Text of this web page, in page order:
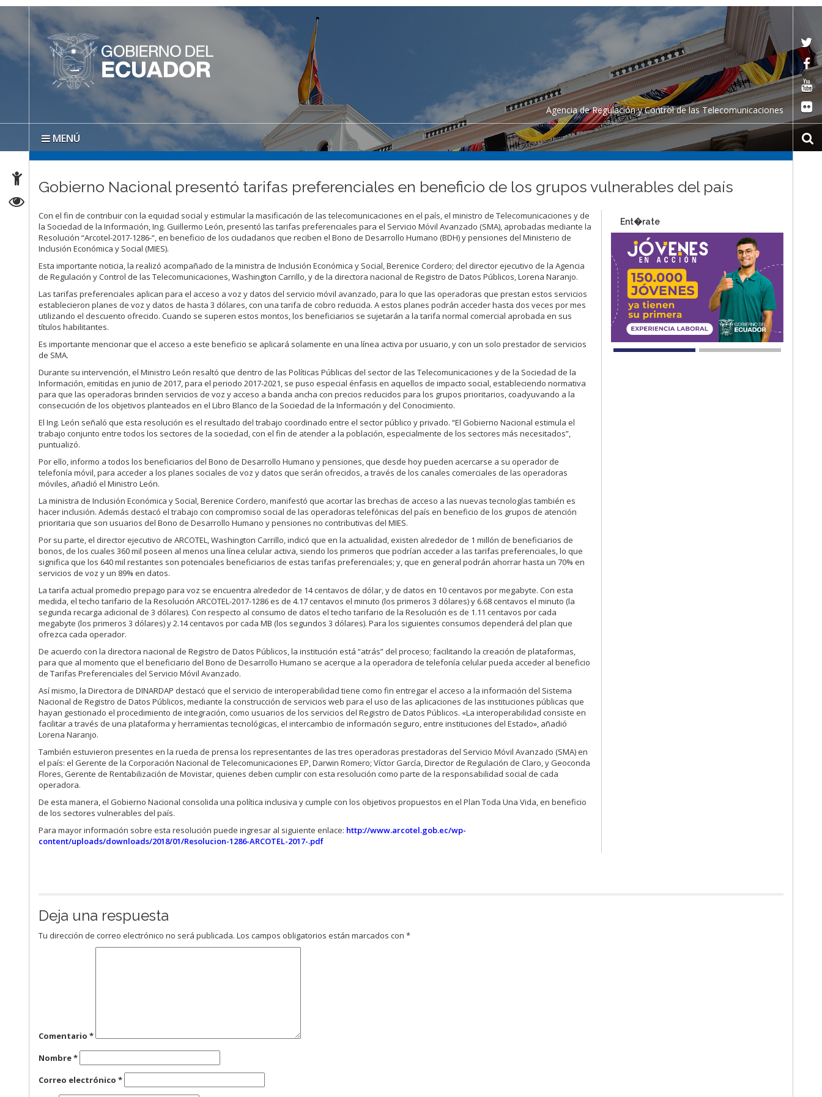
Agencia de Regulación y Control de las Telecomunicaciones
MENÚ
Gobierno Nacional presentó tarifas preferenciales en beneficio de los grupos vulnerables del país
Con el fin de contribuir con la equidad social y estimular la masificación de las telecomunicaciones en el país, el ministro de Telecomunicaciones y de
la Sociedad de la Información, Ing. Guillermo León, presentó las tarifas preferenciales para el Servicio Móvil Avanzado (SMA), aprobadas mediante la
Resolución “Arcotel-2017-1286-“, en beneficio de los ciudadanos que reciben el Bono de Desarrollo Humano (BDH) y pensiones del Ministerio de
Inclusión Económica y Social (MIES).
Esta importante noticia, la realizó acompañado de la ministra de Inclusión Económica y Social, Berenice Cordero; del director ejecutivo de la Agencia
de Regulación y Control de las Telecomunicaciones, Washington Carrillo, y de la directora nacional de Registro de Datos Públicos, Lorena Naranjo.
Las tarifas preferenciales aplican para el acceso a voz y datos del servicio móvil avanzado, para lo que las operadoras que prestan estos servicios
establecieron planes de voz y datos de hasta 3 dólares, con una tarifa de cobro reducida. A estos planes podrán acceder hasta dos veces por mes
utilizando el descuento ofrecido. Cuando se superen estos montos, los beneficiarios se sujetarán a la tarifa normal comercial aprobada en sus
títulos habilitantes.
Es importante mencionar que el acceso a este beneficio se aplicará solamente en una línea activa por usuario, y con un solo prestador de servicios
de SMA.
Durante su intervención, el Ministro León resaltó que dentro de las Políticas Públicas del sector de las Telecomunicaciones y de la Sociedad de la
Información, emitidas en junio de 2017, para el periodo 2017-2021, se puso especial énfasis en aquellos de impacto social, estableciendo normativa
para que las operadoras brinden servicios de voz y acceso a banda ancha con precios reducidos para los grupos prioritarios, coadyuvando a la
consecución de los objetivos planteados en el Libro Blanco de la Sociedad de la Información y del Conocimiento.
El Ing. León señaló que esta resolución es el resultado del trabajo coordinado entre el sector público y privado. “El Gobierno Nacional estimula el
trabajo conjunto entre todos los sectores de la sociedad, con el fin de atender a la población, especialmente de los sectores más necesitados”,
puntualizó.
Por ello, informo a todos los beneficiarios del Bono de Desarrollo Humano y pensiones, que desde hoy pueden acercarse a su operador de
telefonía móvil, para acceder a los planes sociales de voz y datos que serán ofrecidos, a través de los canales comerciales de las operadoras
móviles, añadió el Ministro León.
La ministra de Inclusión Económica y Social, Berenice Cordero, manifestó que acortar las brechas de acceso a las nuevas tecnologías también es
hacer inclusión. Además destacó el trabajo con compromiso social de las operadoras telefónicas del país en beneficio de los grupos de atención
prioritaria que son usuarios del Bono de Desarrollo Humano y pensiones no contributivas del MIES.
Por su parte, el director ejecutivo de ARCOTEL, Washington Carrillo, indicó que en la actualidad, existen alrededor de 1 millón de beneficiarios de
bonos, de los cuales 360 mil poseen al menos una línea celular activa, siendo los primeros que podrían acceder a las tarifas preferenciales, lo que
significa que los 640 mil restantes son potenciales beneficiarios de estas tarifas preferenciales; y, que en general podrán ahorrar hasta un 70% en
servicios de voz y un 89% en datos.
La tarifa actual promedio prepago para voz se encuentra alrededor de 14 centavos de dólar, y de datos en 10 centavos por megabyte. Con esta
medida, el techo tarifario de la Resolución ARCOTEL-2017-1286 es de 4.17 centavos el minuto (los primeros 3 dólares) y 6.68 centavos el minuto (la
segunda recarga adicional de 3 dólares). Con respecto al consumo de datos el techo tarifario de la Resolución es de 1.11 centavos por cada
megabyte (los primeros 3 dólares) y 2.14 centavos por cada MB (los segundos 3 dólares). Para los siguientes consumos dependerá del plan que
ofrezca cada operador.
De acuerdo con la directora nacional de Registro de Datos Públicos, la institución está “atrás” del proceso; facilitando la creación de plataformas,
para que al momento que el beneficiario del Bono de Desarrollo Humano se acerque a la operadora de telefonía celular pueda acceder al beneficio
de Tarifas Preferenciales del Servicio Móvil Avanzado.
Así mismo, la Directora de DINARDAP destacó que el servicio de interoperabilidad tiene como fin entregar el acceso a la información del Sistema
Nacional de Registro de Datos Públicos, mediante la construcción de servicios web para el uso de las aplicaciones de las instituciones públicas que
hayan gestionado el procedimiento de integración, como usuarios de los servicios del Registro de Datos Públicos. «La interoperabilidad consiste en
facilitar a través de una plataforma y herramientas tecnológicas, el intercambio de información seguro, entre instituciones del Estado», añadió
Lorena Naranjo.
También estuvieron presentes en la rueda de prensa los representantes de las tres operadoras prestadoras del Servicio Móvil Avanzado (SMA) en
el país: el Gerente de la Corporación Nacional de Telecomunicaciones EP, Darwin Romero; Víctor García, Director de Regulación de Claro, y Geoconda
Flores, Gerente de Rentabilización de Movistar, quienes deben cumplir con esta resolución como parte de la responsabilidad social de cada
operadora.
De esta manera, el Gobierno Nacional consolida una política inclusiva y cumple con los objetivos propuestos en el Plan Toda Una Vida, en beneficio
de los sectores vulnerables del país.
Para mayor información sobre esta resolución puede ingresar al siguiente enlace: http://www.arcotel.gob.ec/wp-
content/uploads/downloads/2018/01/Resolucion-1286-ARCOTEL-2017-.pdf
Ent�rate
Deja una respuesta
Tu dirección de correo electrónico no será publicada. Los campos obligatorios están marcados con*
Comentario*
Nombre*
Correo electrónico*